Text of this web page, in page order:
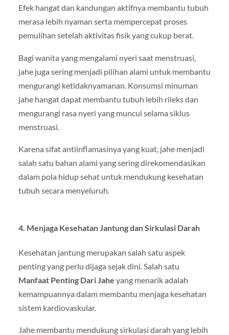
Efek hangat dan kandungan aktifnya membantu tubuh
merasa lebih nyaman serta mempercepat proses
pemulihan setelah aktivitas fisik yang cukup berat.
Bagi wanita yang mengalami nyeri saat menstruasi,
jahe juga sering menjadi pilihan alami untuk membantu
mengurangi ketidaknyamanan. Konsumsi minuman
jahe hangat dapat membantu tubuh lebih rileks dan
mengurangi rasa nyeri yang muncul selama siklus
menstruasi.
Karena sifat antiinflamasinya yang kuat, jahe menjadi
salah satu bahan alami yang sering direkomendasikan
dalam pola hidup sehat untuk mendukung kesehatan
tubuh secara menyeluruh.
4. Menjaga Kesehatan Jantung dan Sirkulasi Darah
Kesehatan jantung merupakan salah satu aspek
penting yang perlu dijaga sejak dini. Salah satu
Manfaat Penting Dari Jahe yang menarik adalah
kemampuannya dalam membantu menjaga kesehatan
sistem kardiovaskular.
Jahe membantu mendukung sirkulasi darah yang lebih